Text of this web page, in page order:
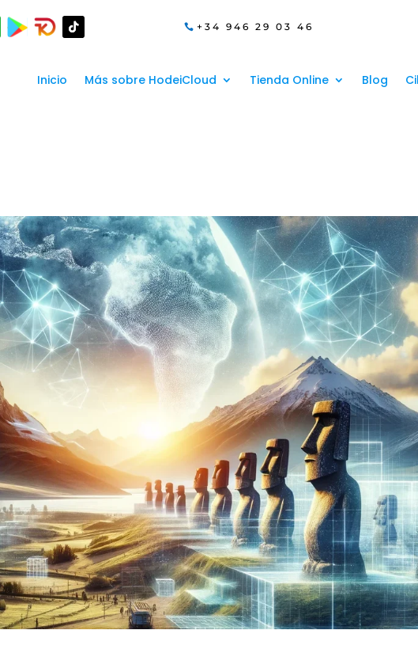
+34 946 29 03 46
Inicio Más sobre HodeiCloud Tienda Online Blog